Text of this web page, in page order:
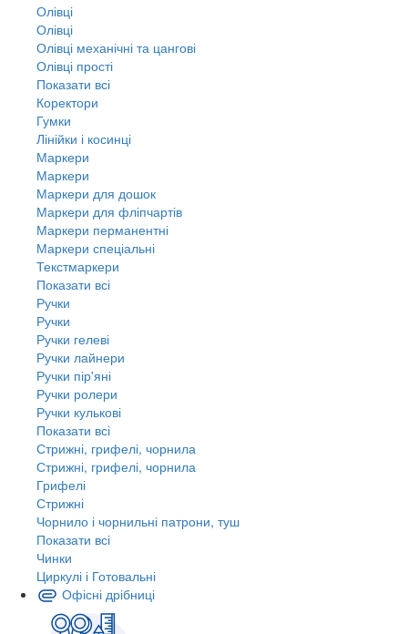
Олівці
Олівці
Олівці механічні та цангові
Олівці прості
Показати всі
Коректори
Гумки
Лінійки і косинці
Маркери
Маркери
Маркери для дошок
Маркери для фліпчартів
Маркери перманентні
Маркери спеціальні
Текстмаркери
Показати всі
Ручки
Ручки
Ручки гелеві
Ручки лайнери
Ручки пір'яні
Ручки ролери
Ручки кулькові
Показати всі
Стрижні, грифелі, чорнила
Стрижні, грифелі, чорнила
Грифелі
Стрижні
Чорнило і чорнильні патрони, туш
Показати всі
Чинки
Циркулі і Готовальні
Офісні дрібниці